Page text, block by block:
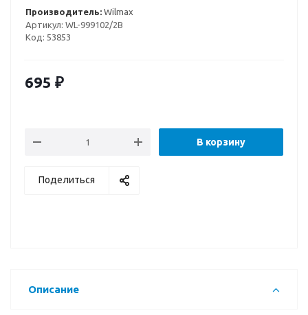
Производитель: Wilmax
Артикул: WL-999102/2B
Код: 53853
695 ₽
В корзину
Поделиться
Описание